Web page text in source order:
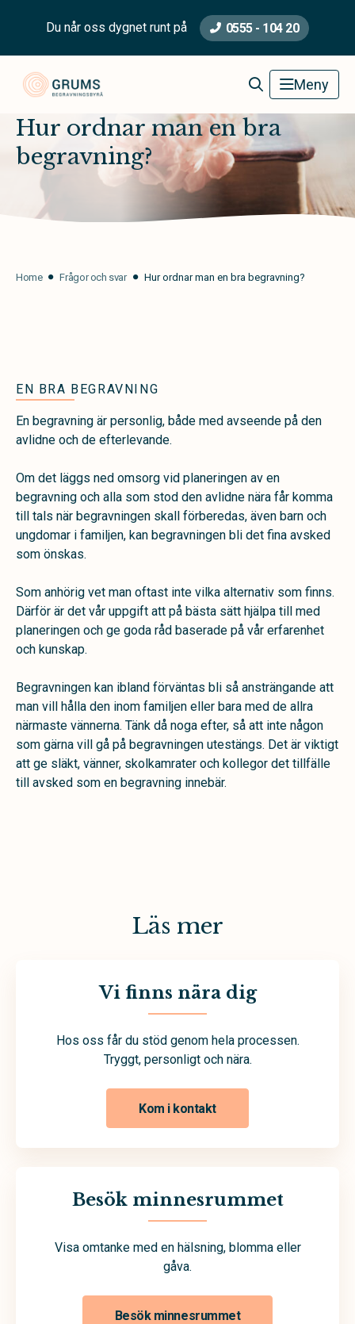
Du når oss dygnet runt på 0555 - 104 20
Meny
Hur ordnar man en bra
begravning?
Home Frågor och svar Hur ordnar man en bra begravning?
EN BRA BEGRAVNING
En begravning är personlig, både med avseende på den
avlidne och de efterlevande.
Om det läggs ned omsorg vid planeringen av en
begravning och alla som stod den avlidne nära får komma
till tals när begravningen skall förberedas, även barn och
ungdomar i familjen, kan begravningen bli det fina avsked
som önskas.
Som anhörig vet man oftast inte vilka alternativ som finns.
Därför är det vår uppgift att på bästa sätt hjälpa till med
planeringen och ge goda råd baserade på vår erfarenhet
och kunskap.
Begravningen kan ibland förväntas bli så ansträngande att
man vill hålla den inom familjen eller bara med de allra
närmaste vännerna. Tänk då noga efter, så att inte någon
som gärna vill gå på begravningen utestängs. Det är viktigt
att ge släkt, vänner, skolkamrater och kollegor det tillfälle
till avsked som en begravning innebär.
Läs mer
Vi finns nära dig
Hos oss får du stöd genom hela processen.
Tryggt, personligt och nära.
Kom i kontakt
Besök minnesrummet
Visa omtanke med en hälsning, blomma eller
gåva.
Besök minnesrummet